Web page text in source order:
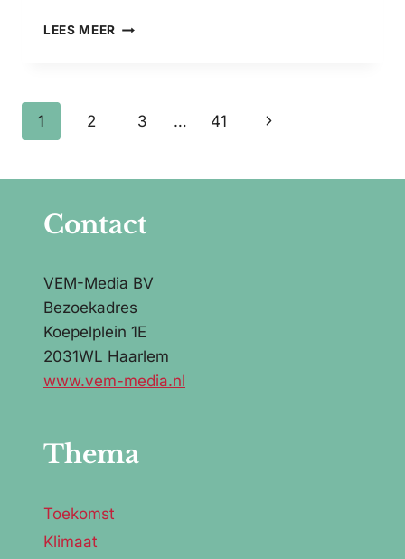
LEES MEER EEN
VORIG
WERKSTRESS
Paginanavigatie
1 2 3 … 41
Volgende
Contact
VEM-Media BV
Bezoekadres
Koepelplein 1E
2031WL Haarlem
www.vem-media.nl
Thema
Toekomst
Klimaat